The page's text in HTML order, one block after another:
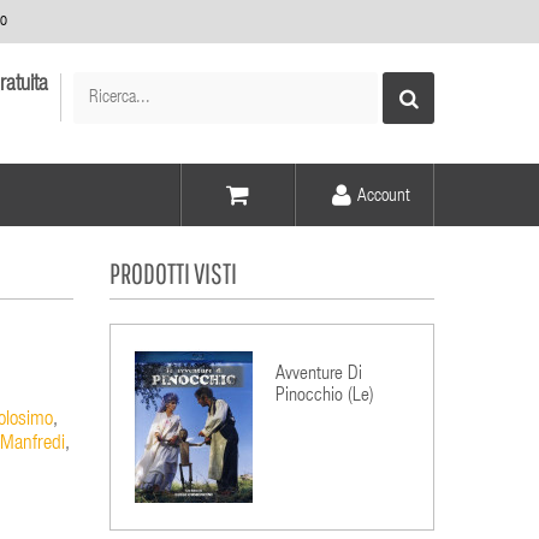
Elementi -
Account
,
,
PRODOTTI VISTI
Avventure Di
Pinocchio (Le)